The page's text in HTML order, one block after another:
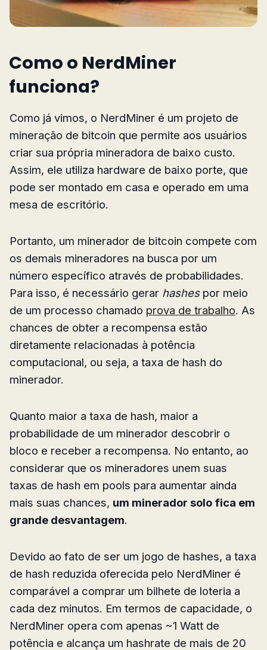
Como o NerdMiner
funciona?
Como já vimos, o NerdMiner é um projeto de
mineração de bitcoin que permite aos usuários
criar sua própria mineradora de baixo custo.
Assim, ele utiliza hardware de baixo porte, que
pode ser montado em casa e operado em uma
mesa de escritório.
Portanto, um minerador de bitcoin compete com
os demais mineradores na busca por um
número específico através de probabilidades.
Para isso, é necessário gerar hashespor meio
de um processo chamado prova de trabalho. As
chances de obter a recompensa estão
diretamente relacionadas à potência
computacional, ou seja, a taxa de hash do
minerador.
Quanto maior a taxa de hash, maior a
probabilidade de um minerador descobrir o
bloco e receber a recompensa. No entanto, ao
considerar que os mineradores unem suas
taxas de hash em pools para aumentar ainda
mais suas chances, um minerador solo fica em
grande desvantagem.
Devido ao fato de ser um jogo de hashes, a taxa
de hash reduzida oferecida pelo NerdMiner é
comparável a comprar um bilhete de loteria a
cada dez minutos. Em termos de capacidade, o
NerdMiner opera com apenas ~1 Watt de
potência e alcança um hashrate de mais de 20